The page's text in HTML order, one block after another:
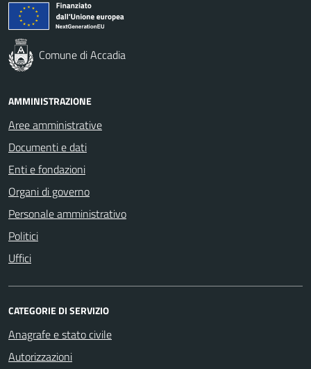
Comune di Accadia
AMMINISTRAZIONE
Aree amministrative
Documenti e dati
Enti e fondazioni
Organi di governo
Personale amministrativo
Politici
Uffici
CATEGORIE DI SERVIZIO
Anagrafe e stato civile
Autorizzazioni